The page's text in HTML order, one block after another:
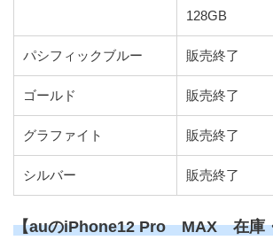
128GB
パシフィックブルー 販売終了
ゴールド 販売終了
グラファイト 販売終了
シルバー 販売終了
【auのiPhone12 Pro MAX 在庫